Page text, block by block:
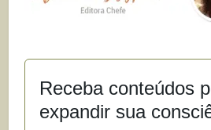
Receba conteúdos
expandir sua